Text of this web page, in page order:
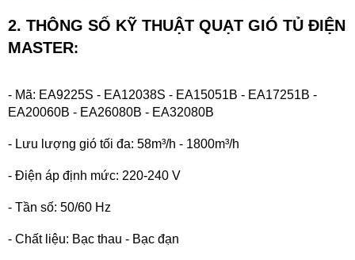
2. THÔNG SỐ KỸ THUẬT QUẠT GIÓ TỦ ĐIỆN
MASTER:
- Mã: EA9225S - EA12038S - EA15051B - EA17251B -
EA20060B - EA26080B - EA32080B
- Lưu lượng gió tối đa: 58m³/h - 1800m³/h
- Điện áp định mức: 220-240 V
- Tần số: 50/60 Hz
- Chất liệu: Bạc thau - Bạc đạn